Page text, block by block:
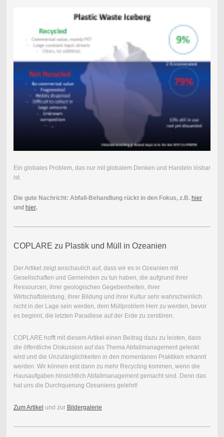
Ein globales Problem, das nur mit globalem Denken und Handeln lösbar
ist.
Die gute Nachricht: Abfall-Behandlung rückt in den Fokus, z.B. hier
und hier.
COPLARE zu Plastik und Müll in Ozeanien
Der Artikel zeigt anschaulich auf, dass wir es in Ozeanien mit
Gesellschaften und Gemeinden zu tun haben, die aufgrund ihrer
Ressourcen, ihrer geologischen Gegebenheiten, ihrer
Wirtschaftsleistung, ihrer Bildung und ihrer Kultur sehr wahrscheinlich
nicht in der Lage sein werden, dem Müllproblem Herr zu werden, bevor
es beginnt, die letzten Paradiese auf der Erde zu zerstören.
COPLARE hofft mit diesem Artikel einen Beitrag dazu zu leisten, dass
die öffentliche Diskussion auf das Thema Abfallmanagement gelenkt
wird und die Unzulänglichkeiten in den momentanen Praktiken erkannt
werden. Wir können erst dann zu mehr Recycling kommen, wenn die
Hausaufgaben hinsichtlich Abfallmanagement gemacht sind. Denn das
hat uns die Durchquerung Ozeaniens gelehrt!
Zum Artikel und zur Bildergalerie